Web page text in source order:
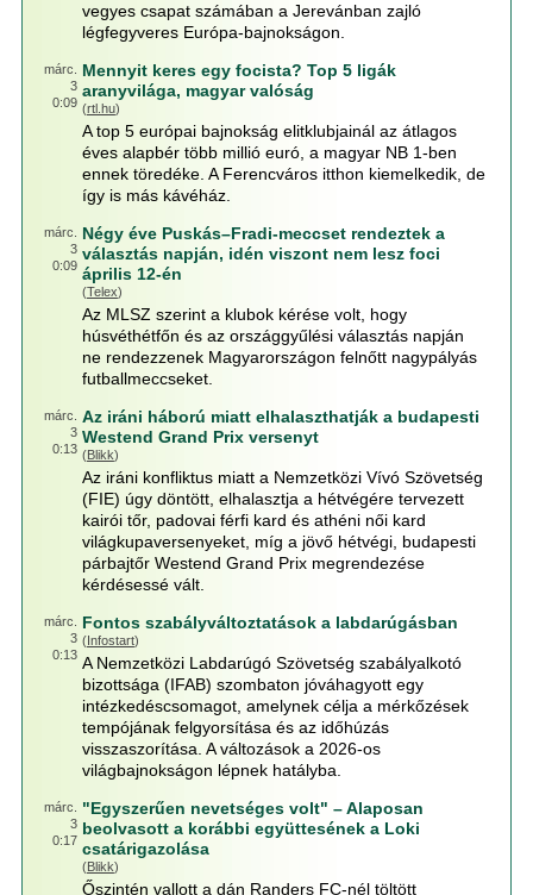
vegyes csapat számában a Jerevánban zajló
légfegyveres Európa-bajnokságon.
márc.
3
0:09
Mennyit keres egy focista? Top 5 ligák
aranyvilága, magyar valóság
(rtl.hu)
A top 5 európai bajnokság elitklubjainál az átlagos
éves alapbér több millió euró, a magyar NB 1-ben
ennek töredéke. A Ferencváros itthon kiemelkedik, de
így is más kávéház.
márc.
3
0:09
Négy éve Puskás–Fradi-meccset rendeztek a
választás napján, idén viszont nem lesz foci
április 12-én
(Telex)
Az MLSZ szerint a klubok kérése volt, hogy
húsvéthétfőn és az országgyűlési választás napján
ne rendezzenek Magyarországon felnőtt nagypályás
futballmeccseket.
márc.
3
0:13
Az iráni háború miatt elhalaszthatják a budapesti
Westend Grand Prix versenyt
(Blikk)
Az iráni konfliktus miatt a Nemzetközi Vívó Szövetség
(FIE) úgy döntött, elhalasztja a hétvégére tervezett
kairói tőr, padovai férfi kard és athéni női kard
világkupaversenyeket, míg a jövő hétvégi, budapesti
párbajtőr Westend Grand Prix megrendezése
kérdésessé vált.
márc.
3
0:13
Fontos szabályváltoztatások a labdarúgásban
(Infostart)
A Nemzetközi Labdarúgó Szövetség szabályalkotó
bizottsága (IFAB) szombaton jóváhagyott egy
intézkedéscsomagot, amelynek célja a mérkőzések
tempójának felgyorsítása és az időhúzás
visszaszorítása. A változások a 2026-os
világbajnokságon lépnek hatályba.
márc.
3
0:17
"Egyszerűen nevetséges volt" – Alaposan
beolvasott a korábbi együttesének a Loki
csatárigazolása
(Blikk)
Őszintén vallott a dán Randers FC-nél töltött